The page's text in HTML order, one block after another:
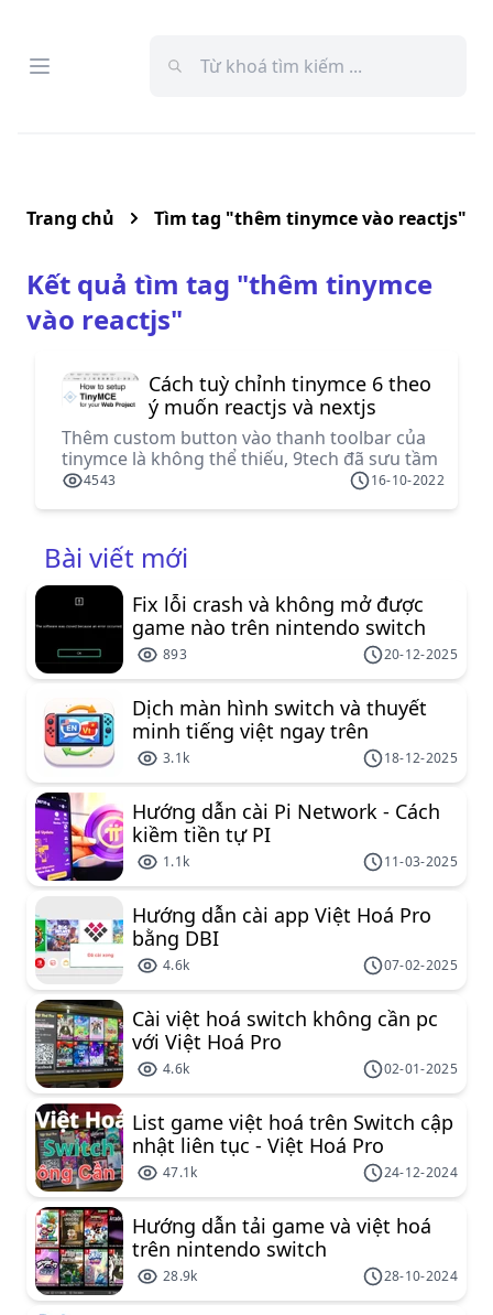
Open menu
Menu
Tìm tag "thêm tinymce vào reactjs"
Trang chủ
Kết quả tìm tag "thêm tinymce
vào reactjs"
Cách tuỳ chỉnh tinymce 6 theo
ý muốn reactjs và nextjs
Thêm custom button vào thanh toolbar của
tinymce là không thể thiếu, 9tech đã sưu tầm
và tổng hợp lại những cách hay để thêm
4543 16-10-2022
Bài viết mới
Fix lỗi crash và không mở được
game nào trên nintendo switch
893 20-12-2025
Dịch màn hình switch và thuyết
minh tiếng việt ngay trên
nintendo switch
3.1k 18-12-2025
Hướng dẫn cài Pi Network - Cách
kiềm tiền tự PI
1.1k 11-03-2025
Hướng dẫn cài app Việt Hoá Pro
bằng DBI
4.6k 07-02-2025
Cài việt hoá switch không cần pc
với Việt Hoá Pro
4.6k 02-01-2025
List game việt hoá trên Switch cập
nhật liên tục - Việt Hoá Pro
47.1k 24-12-2024
Hướng dẫn tải game và việt hoá
trên nintendo switch
28.9k 28-10-2024